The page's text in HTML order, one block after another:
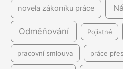
novela zákoníku práce
Odměňování Pojistné
pracovní smlouva práce